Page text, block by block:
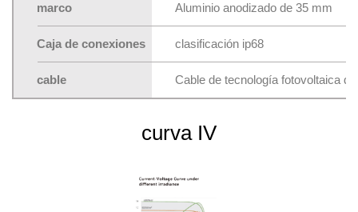
marco Aluminio anodizado de 35 mm
Caja de conexiones clasificación ip68
cable Cable de tecnología fotovoltaica
curva IV